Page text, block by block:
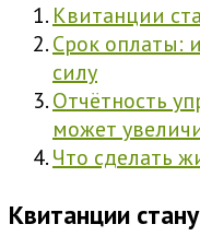
Квитанции
Срок оплаты:
силу
Отчётность
может
Что сделать
Квитанции